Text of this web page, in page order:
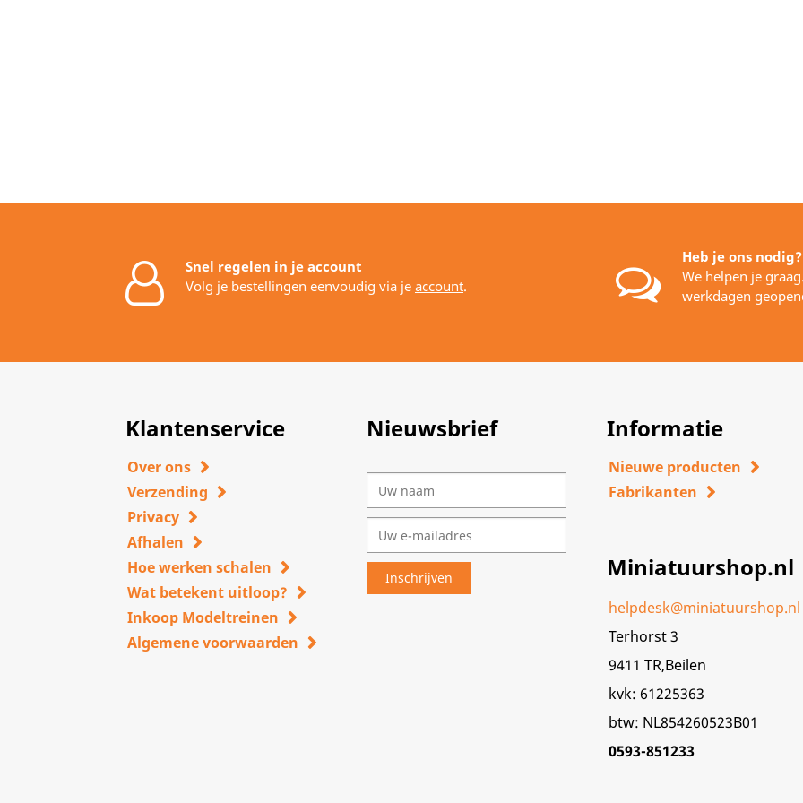
Snel regelen in je account
Volg je bestellingen eenvoudig via je account.
Heb je ons nodig?
We helpen je graag.
werkdagen
Klantenservice
Over ons
Verzending
Privacy
Afhalen
Hoe werken schalen
Wat betekent uitloop?
Inkoop Modeltreinen
Algemene voorwaarden
Nieuwsbrief Informatie
Nieuwe producten
Fabrikanten
Miniatuurshop.nl
helpdesk@miniatuurshop.nl
Terhorst 3
9411 TR,Beilen
kvk: 61225363
btw: NL854260523B01
0593-851233